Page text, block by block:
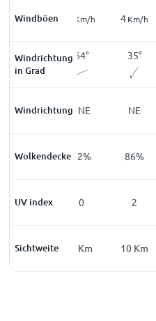
Windböen
9Km/h Km/h 4Km/h
Windrichtung
in Grad
23° 64° 35°
Windrichtung
NNE ENE NE
Wolkendecke
13% 72% 86%
UV index
0 0 2
Sichtweite
2Km Km 10 Km